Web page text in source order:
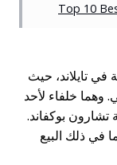
Top 10
في تايلاند، حيث
دولار أمريكي. وهما خلفاء لأحد
بوكفاند.
في ذلك البيع